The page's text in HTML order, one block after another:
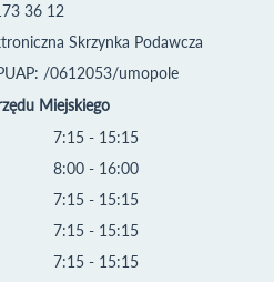
36 12
Skrzynka Podawcza
/0612053/umopole
Miejskiego
7:15 - 15:15
8:00 - 16:00
7:15 - 15:15
7:15 - 15:15
7:15 - 15:15